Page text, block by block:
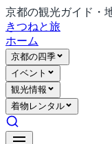
京都の観光ガイド・
きつねと旅
ホーム
京都の四季
イベント
観光情報
着物レンタル